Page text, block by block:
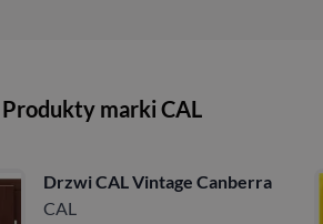
Produkty marki CAL
Drzwi CAL Vintage Wiktoria